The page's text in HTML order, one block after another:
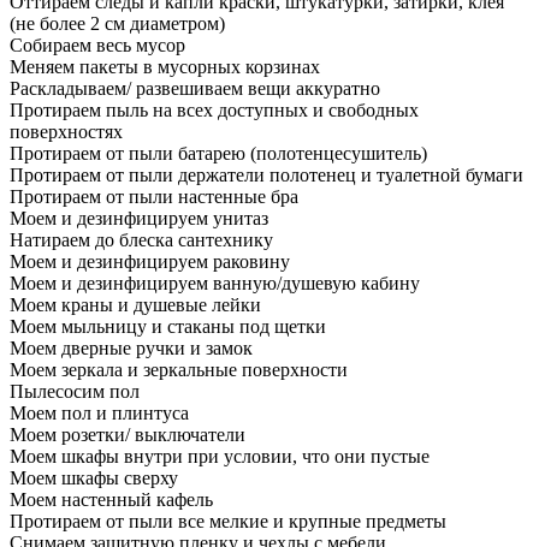
(не более 2 см диаметром)
Собираем весь мусор
Меняем пакеты в мусорных корзинах
Раскладываем/ развешиваем вещи аккуратно
Протираем пыль на всех доступных и свободных
поверхностях
Протираем от пыли батарею (полотенцесушитель)
Протираем от пыли держатели полотенец и туалетной бумаги
Протираем от пыли настенные бра
Моем и дезинфицируем унитаз
Натираем до блеска сантехнику
Моем и дезинфицируем раковину
Моем и дезинфицируем ванную/душевую кабину
Моем краны и душевые лейки
Моем мыльницу и стаканы под щетки
Моем дверные ручки и замок
Моем зеркала и зеркальные поверхности
Пылесосим пол
Моем пол и плинтуса
Моем розетки/ выключатели
Моем шкафы внутри при условии, что они пустые
Моем шкафы сверху
Моем настенный кафель
Протираем от пыли все мелкие и крупные предметы
Снимаем защитную пленку и чехлы с мебели